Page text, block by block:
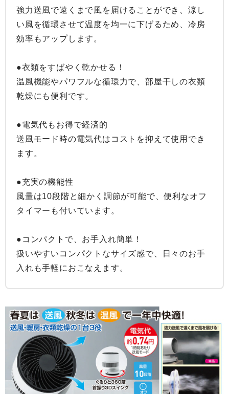
強力送風で遠くまで風を届けることができ、涼し
い風を循環させて温度を均一に下げるため、冷房
効率もアップします。
●衣類をすばやく乾かせる！
温風機能やパワフルな循環力で、部屋干しの衣類
乾燥にも便利です。
●電気代もお得で経済的
送風モード時の電気代はコストを抑えて使用でき
ます。
●充実の機能性
風量は10段階と細かく調節が可能で、便利なオフ
タイマーも付いています。
●コンパクトで、お手入れ簡単！
扱いやすいコンパクトなサイズ感で、日々のお手
入れも手軽におこなえます。